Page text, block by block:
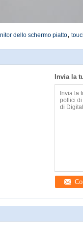
dello schermo piatto,
Invia la